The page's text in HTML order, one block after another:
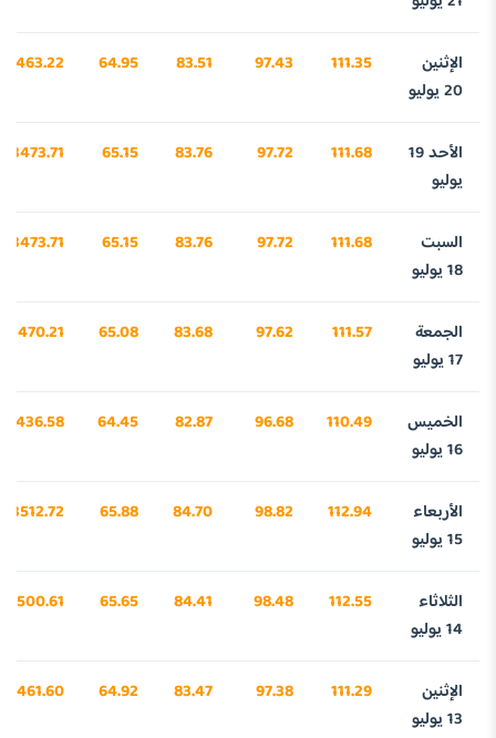
الإثنين
20 يوليو
111.35
97.43
83.51
64.95
3463.22
الأحد 19
يوليو
111.68
97.72
83.76
65.15
3473.71
السبت
18 يوليو
111.68
97.72
83.76
65.15
3473.71
الجمعة
17 يوليو
111.57
97.62
83.68
65.08
3470.21
الخميس
16 يوليو
110.49
96.68
82.87
64.45
3436.58
الأربعاء
15 يوليو
112.94
98.82
84.70
65.88
3512.72
الثلاثاء
14 يوليو
112.55
98.48
84.41
65.65
3500.61
الإثنين
13 يوليو
111.29
97.38
83.47
64.92
3461.60